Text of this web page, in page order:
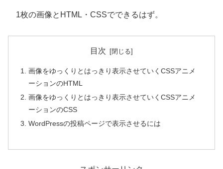
1枚の画像とHTML・CSSでできるはず。
目次
画像をゆっくりとはっきり表示させていくCSSアニメ
ーションのHTML
画像をゆっくりとはっきり表示させていくCSSアニメ
ーションのCSS
WordPressの投稿ページで表示させるには